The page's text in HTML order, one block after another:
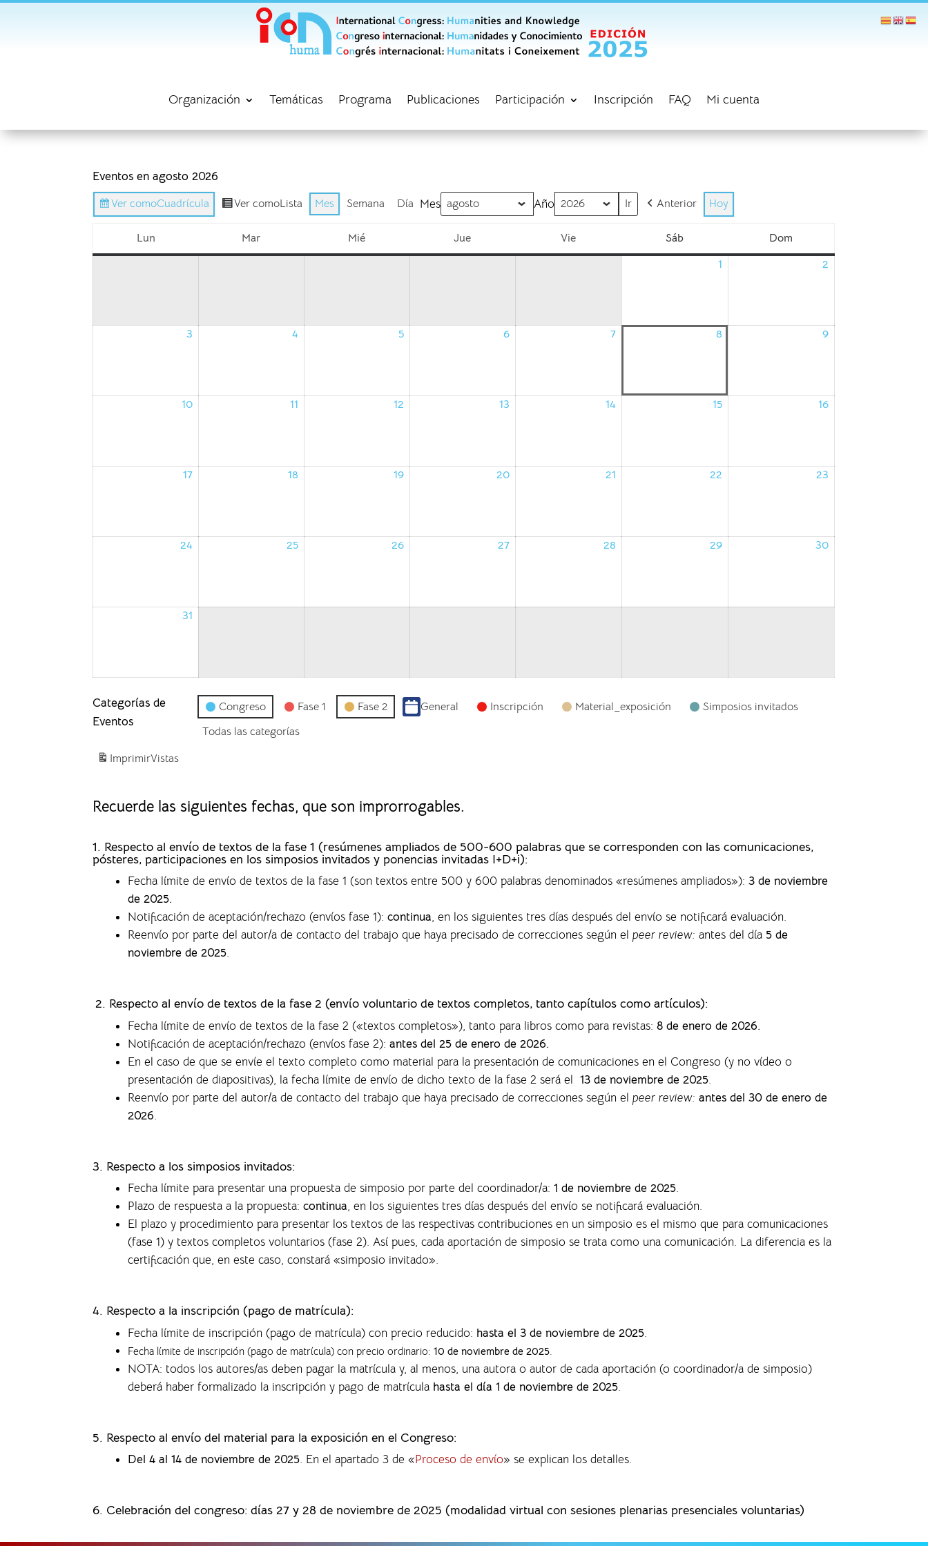
Organización Temáticas Programa Publicaciones Participación Inscripción FAQ Mi cuenta
Eventos en agosto 2026
Ver comoCuadrícula Ver comoLista Mes Semana Día Mes Año Anterior Hoy
Lun Mar Mié Jue Vie Sáb Dom
1
2
3 4 5 6 7 8 9
10 11 12 13 14 15 16
17 18 19 20 21 22 23
24 25 26 27 28 29 30
31
Categorías de
Eventos
Congreso Fase 1 Fase 2 General Inscripción Material_exposición
Simposios invitados
Todas las categorías
ImprimirVistas
Recuerde las siguientes fechas, que son improrrogables.
1. Respecto al envío de textos de la fase 1 (resúmenes ampliados de 500-600 palabras que se corresponden con las comunicaciones,
pósteres, participaciones en los simposios invitados y ponencias invitadas I+D+i):
Fecha límite de envío de textos de la fase 1 (son textos entre 500 y 600 palabras denominados «resúmenes ampliados»): 3 de noviembre
de 2025.
Notificación de aceptación/rechazo (envíos fase 1):continua, en los siguientes tres días después del envío se notificará evaluación.
Reenvío por parte del autor/a de contacto del trabajo que haya precisado de correcciones según elpeer review: antes del día 5 de
noviembre de 2025.
2. Respecto al envío de textos de la fase 2 (envío voluntario de textos completos, tanto capítulos como artículos):
Fecha límite de envío de textos de la fase 2 («textos completos»), tanto para libros como para revistas:8 de enero de 2026.
Notificación de aceptación/rechazo (envíos fase 2):antes del 25 de enero de 2026.
En el caso de que se envíe el texto completo como material para la presentación de comunicaciones en el Congreso (y no vídeo o
presentación de diapositivas), la fecha límite de envío de dicho texto de la fase 2 será el 13 de noviembre de 2025.
Reenvío por parte del autor/a de contacto del trabajo que haya precisado de correcciones según elpeer review: antes del 30 de enero de
2026.
3. Respecto a los simposios invitados:
Fecha límite para presentar una propuesta de simposio por parte del coordinador/a:1 de noviembre de 2025.
Plazo de respuesta a la propuesta:continua, en los siguientes tres días después del envío se notificará evaluación.
El plazo y procedimiento para presentar los textos de las respectivas contribuciones en un simposio es el mismo que para comunicaciones
(fase 1) y textos completos voluntarios (fase 2). Así pues, cada aportación de simposio se trata como una comunicación. La diferencia es la
certificación que, en este caso, constará «simposio invitado».
4. Respecto a la inscripción (pago de matrícula):
Fecha límite de inscripción (pago de matrícula) con precio reducido: hasta el 3 de noviembre de 2025.
Fecha límite de inscripción (pago de matrícula) con precio ordinario:10 de noviembre de 2025.
NOTA: todos los autores/as deben pagar la matrícula y, al menos, una autora o autor de cada aportación (o coordinador/a de simposio)
deberá haber formalizado la inscripción y pago de matrícula hasta el día 1 de noviembre de 2025.
5. Respecto al envío del material para la exposición en el Congreso:
Del 4 al 14 de noviembre de 2025. En el apartado 3 de «Proceso de envío» se explican los detalles.
6. Celebración del congreso: días 27 y 28 de noviembre de 2025 (modalidad virtual con sesiones plenarias presenciales voluntarias)